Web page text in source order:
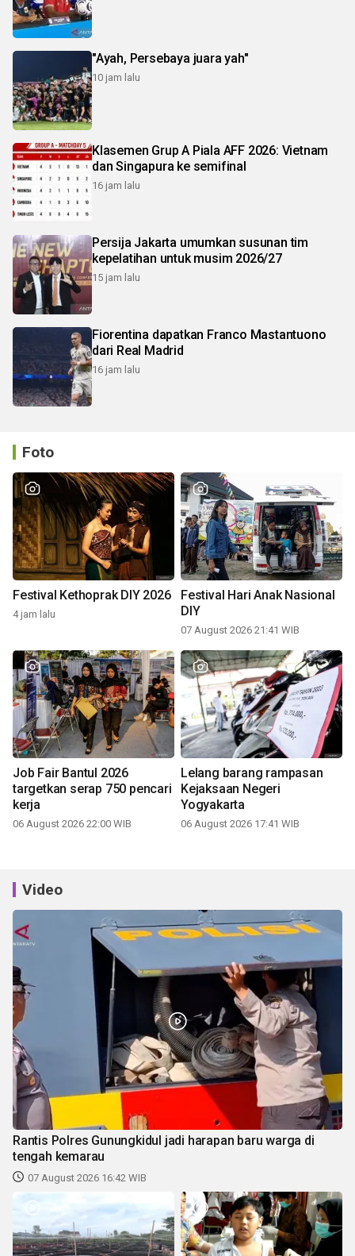
"Ayah, Persebaya juara yah"
10 jam lalu
Klasemen Grup A Piala AFF 2026: Vietnam
dan Singapura ke semifinal
16 jam lalu
Persija Jakarta umumkan susunan tim
kepelatihan untuk musim 2026/27
15 jam lalu
Fiorentina dapatkan Franco Mastantuono
dari Real Madrid
16 jam lalu
Foto
Festival Kethoprak DIY 2026
4 jam lalu
Festival Hari Anak Nasional
DIY
07 August 2026 21:41 WIB
Job Fair Bantul 2026
targetkan serap 750 pencari
kerja
06 August 2026 22:00 WIB
Lelang barang rampasan
Kejaksaan Negeri
Yogyakarta
06 August 2026 17:41 WIB
Video
Rantis Polres Gunungkidul jadi harapan baru warga di
tengah kemarau
07 August 2026 16:42 WIB